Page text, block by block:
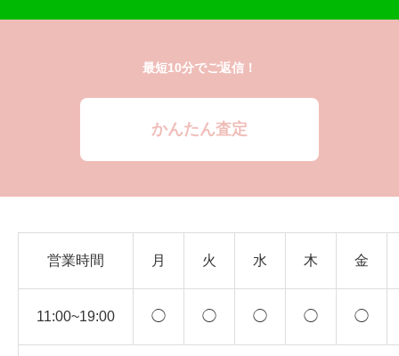
最短10分でご返信！
かんたん査定
営業時間 月 火 水 木 金
11:00~19:00 ◯ ◯ ◯ ◯ ◯